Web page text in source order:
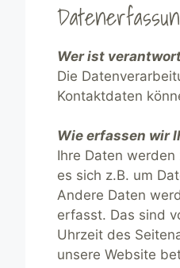
Wer ist
Die
Kontaktdaten
Wie erfassen wir
Ihre Daten
es sich z.B. um
Andere Daten
erfasst. Das sind
Uhrzeit des
unsere Website